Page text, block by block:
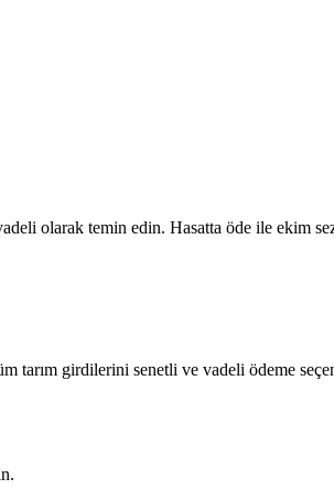
olarak temin edin. Hasatta öde ile ekim
tarım girdilerini senetli ve vadeli ödeme